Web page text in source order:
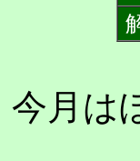
今月は